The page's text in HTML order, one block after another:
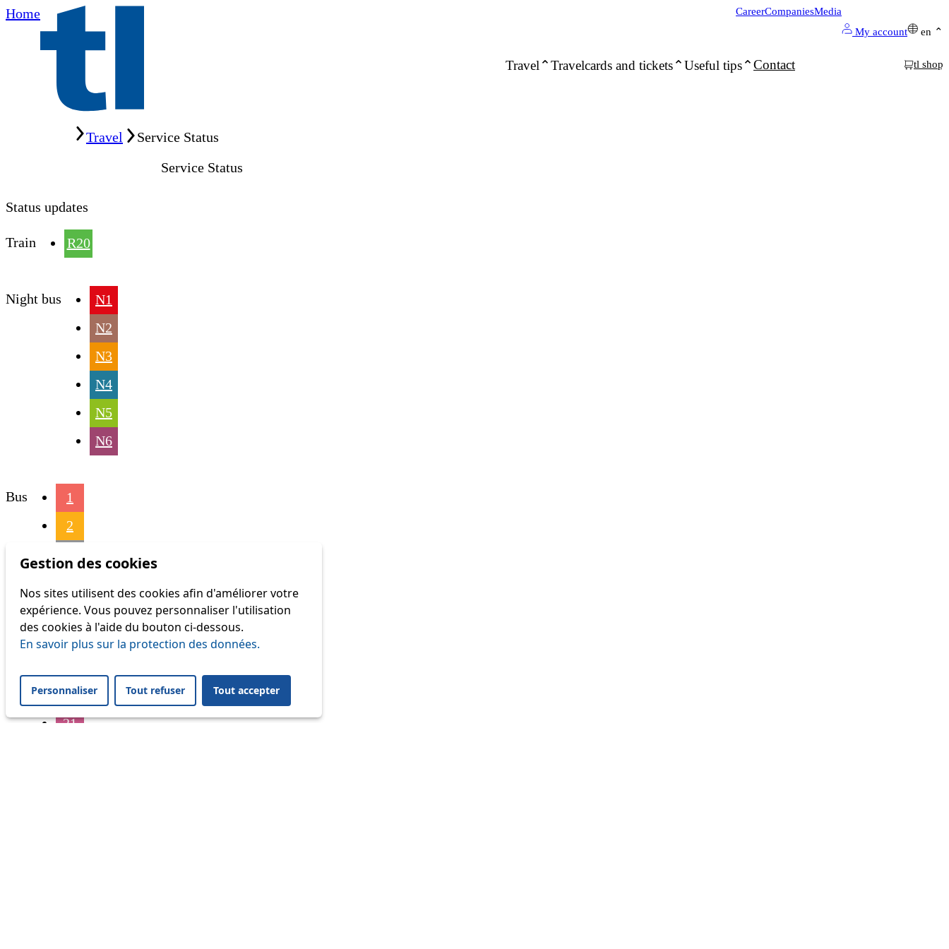
Home
Travel Travelcards and tickets Useful tips Contact
CareerCompaniesMedia
My account
en
tl shop
Travel
Service Status
Service Status
Status updates
Train R20
Night bus
N1
N2
N3
N4
N5
N6
Bus
1
2
6
16
18
21
Gestion des cookies
Nos sites utilisent des cookies afin d'améliorer votre
expérience. Vous pouvez personnaliser l'utilisation
des cookies à l'aide du bouton ci-dessous.
En savoir plus sur la protection des données.
Personnaliser Tout refuser Tout accepter